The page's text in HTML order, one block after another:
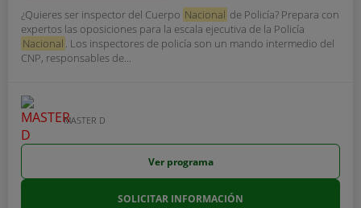
¿Quieres ser inspector del Cuerpo Nacional de Policía? Prepara con
expertos las oposiciones para la escala ejecutiva de la Policía
Nacional . Los inspectores de policía son un mando intermedio del
CNP, responsables de...
MASTER D
Ver programa
SOLICITAR INFORMACIÓN